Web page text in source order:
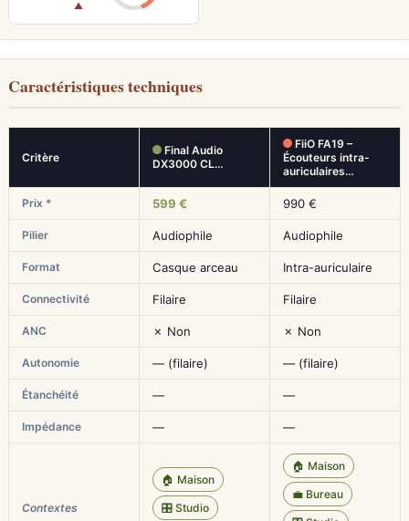
▲
Caractéristiques techniques
Critère
Final Audio
DX3000 CL…
FiiO FA19 –
Écouteurs intra-
auriculaires…
Prix * 599 € 990 €
Pilier Audiophile Audiophile
Format Casque arceau Intra-auriculaire
Connectivité Filaire Filaire
ANC ✗ Non ✗ Non
Autonomie — (filaire) — (filaire)
Étanchéité — —
Impédance — —
Contextes
🏠 Maison
🎛️ Studio
🏠 Maison
💼 Bureau